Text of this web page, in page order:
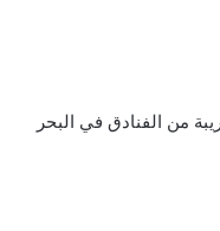
من الفنادق في البحر